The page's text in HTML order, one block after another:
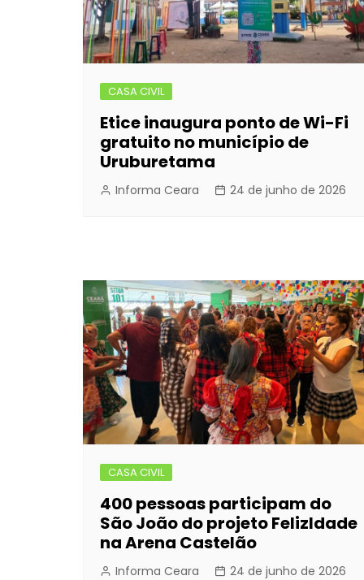
CASA CIVIL
Etice inaugura ponto de Wi-Fi
gratuito no município de
Uruburetama
Informa Ceara 24 de junho de 2026
CASA CIVIL
400 pessoas participam do
São João do projeto FelizIdade
na Arena Castelão
Informa Ceara 24 de junho de 2026